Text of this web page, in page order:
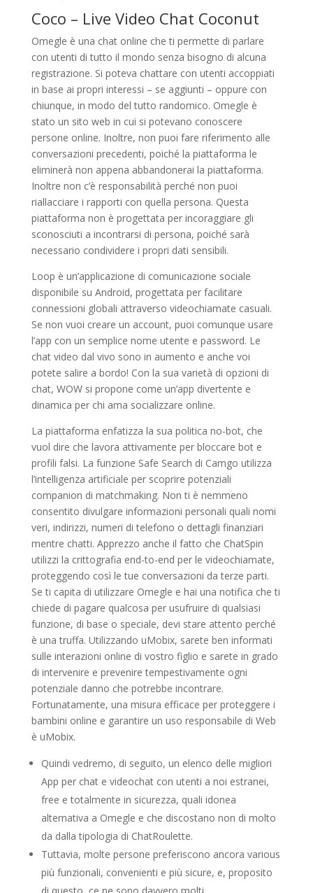
Coco – Live Video Chat Coconut
Omegle è una chat online che ti permette di parlare
con utenti di tutto il mondo senza bisogno di alcuna
registrazione. Si poteva chattare con utenti accoppiati
in base ai propri interessi – se aggiunti – oppure con
chiunque, in modo del tutto randomico. Omegle è
stato un sito web in cui si potevano conoscere
persone online. Inoltre, non puoi fare riferimento alle
conversazioni precedenti, poiché la piattaforma le
eliminerà non appena abbandonerai la piattaforma.
Inoltre non c’è responsabilità perché non puoi
riallacciare i rapporti con quella persona. Questa
piattaforma non è progettata per incoraggiare gli
sconosciuti a incontrarsi di persona, poiché sarà
necessario condividere i propri dati sensibili.
Loop è un’applicazione di comunicazione sociale
disponibile su Android, progettata per facilitare
connessioni globali attraverso videochiamate casuali.
Se non vuoi creare un account, puoi comunque usare
l’app con un semplice nome utente e password. Le
chat video dal vivo sono in aumento e anche voi
potete salire a bordo! Con la sua varietà di opzioni di
chat, WOW si propone come un’app divertente e
dinamica per chi ama socializzare online.
La piattaforma enfatizza la sua politica no-bot, che
vuol dire che lavora attivamente per bloccare bot e
profili falsi. La funzione Safe Search di Camgo utilizza
l’intelligenza artificiale per scoprire potenziali
companion di matchmaking. Non ti è nemmeno
consentito divulgare informazioni personali quali nomi
veri, indirizzi, numeri di telefono o dettagli finanziari
mentre chatti. Apprezzo anche il fatto che ChatSpin
utilizzi la crittografia end-to-end per le videochiamate,
proteggendo così le tue conversazioni da terze parti.
Se ti capita di utilizzare Omegle e hai una notifica che ti
chiede di pagare qualcosa per usufruire di qualsiasi
funzione, di base o speciale, devi stare attento perché
è una truffa. Utilizzando uMobix, sarete ben informati
sulle interazioni online di vostro figlio e sarete in grado
di intervenire e prevenire tempestivamente ogni
potenziale danno che potrebbe incontrare.
Fortunatamente, una misura efficace per proteggere i
bambini online e garantire un uso responsabile di Web
è uMobix.
Quindi vedremo, di seguito, un elenco delle migliori
App per chat e videochat con utenti a noi estranei,
free e totalmente in sicurezza, quali idonea
alternativa a Omegle e che discostano non di molto
da dalla tipologia di ChatRoulette.
Tuttavia, molte persone preferiscono ancora various
più funzionali, convenienti e più sicure, e, proposito